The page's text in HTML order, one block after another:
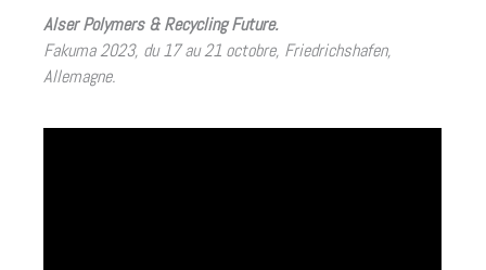
Alser Polymers & Recycling Future.
Fakuma 2023, du 17 au 21 octobre, Friedrichshafen,
Allemagne.